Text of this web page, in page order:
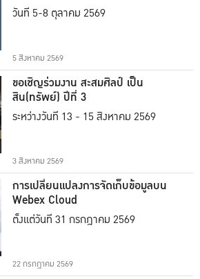
วันที่ 5-8 ตุลาคม 2569
5 สิงหาคม 2569
ขอเชิญร่วมงาน สะสมศิลป์ เป็น
สิน(ทรัพย์) ปีที่ 3
ระหว่างวันที่ 13 - 15 สิงหาคม 2569
3 สิงหาคม 2569
การเปลี่ยนแปลงการจัดเก็บข้อมูลบน
Webex Cloud
ตั้งแต่วันที่ 31 กรกฎาคม 2569
22 กรกฎาคม 2569